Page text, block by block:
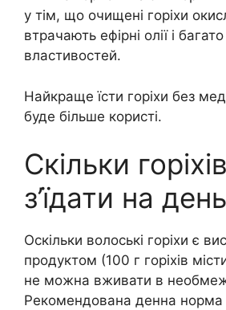
у тім, що очищені горіхи
втрачають ефірні олії і
властивостей.
Найкраще їсти горіхи без
буде більше користі.
Скільки
з’їдати на день
Оскільки волоські горіхи є
продуктом (100 г горіхів
не можна вживати в
Рекомендована денна